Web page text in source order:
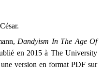
Dandyism In The Age Of
en 2015 à The University
version en format PDF sur